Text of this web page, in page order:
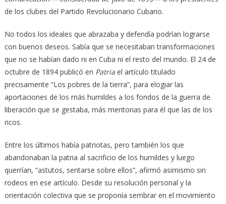
de los clubes del Partido Revolucionario Cubano.
No todos los ideales que abrazaba y defendía podrían lograrse
con buenos deseos. Sabía que se necesitaban transformaciones
que no se habían dado ni en Cuba ni el resto del mundo. El 24 de
octubre de 1894 publicó en Patria el artículo titulado
precisamente “Los pobres de la tierra”, para elogiar las
aportaciones de los más humildes a los fondos de la guerra de
liberación que se gestaba, más meritorias para él que las de los
ricos.
Entre los últimos había patriotas, pero también los que
abandonaban la patria al sacrificio de los humildes y luego
querrían, “astutos, sentarse sobre ellos”, afirmó asimismo sin
rodeos en ese artículo. Desde su resolución personal y la
orientación colectiva que se proponía sembrar en el movimiento